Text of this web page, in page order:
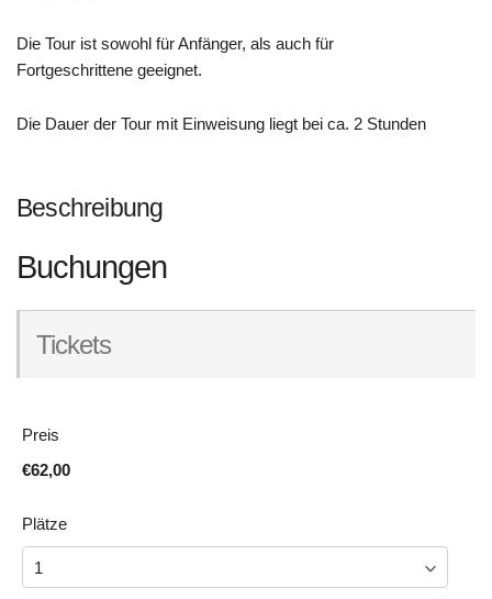
Die Tour ist sowohl für Anfänger, als auch für
Fortgeschrittene geeignet.
Die Dauer der Tour mit Einweisung liegt bei ca. 2 Stunden
Beschreibung
Buchungen
Tickets
Preis
€62,00
Plätze